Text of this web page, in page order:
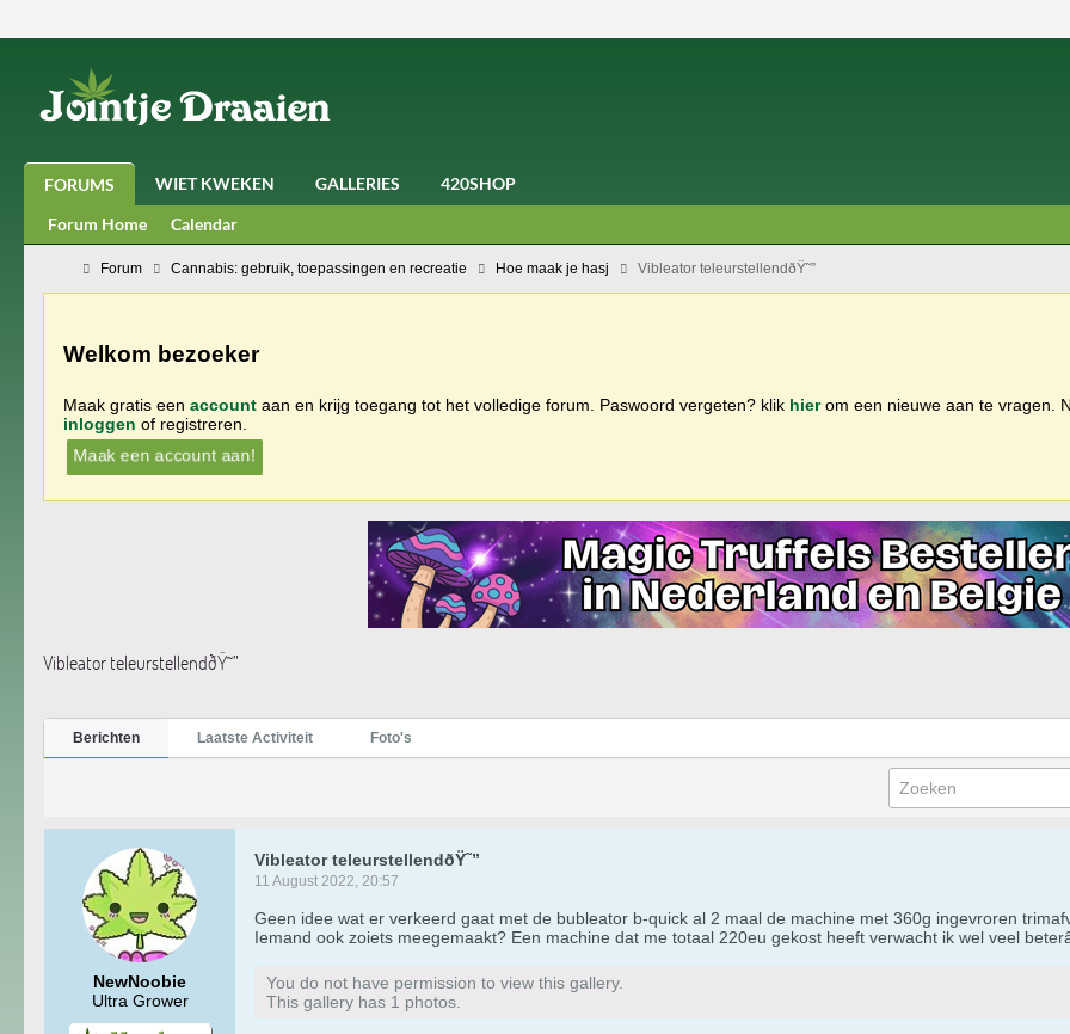
FORUMS WIET KWEKEN GALLERIES
420SHOP
Forum Home
Calendar
Forum Cannabis: gebruik, toepassingen en recreatie Hoe maak je hasj Vibleator teleurstellendðŸ˜”
Welkom bezoeker
Maak gratis een account aan en krijg toegang tot het volledige forum. Paswoord vergeten? klik hierom een nieuwe aan te vragen.
inloggen of registreren.
Maak een account aan!
Vibleator teleurstellendðŸ˜”
Berichten Laatste Activiteit Foto's
NewNoobie
Ultra Grower
Vibleator teleurstellendðŸ˜”
11 August 2022, 20:57
Geen idee wat er verkeerd gaat met de bubleator b-quick al 2 maal de machine met 360g ingevroren
Iemand ook zoiets meegemaakt? Een machine dat me totaal 220eu gekost heeft verwacht ik wel veel
You do not have permission to view this gallery.
This gallery has 1 photos.